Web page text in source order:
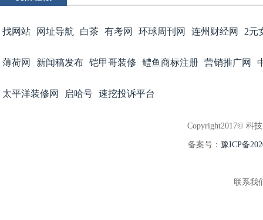
找网站 网址导航 白茶 有考网 环球周刊网 连州财经网 2元
薄荷网 新闻稿发布 铠甲哥装修 鳢鱼商标注册 营销推广网
太平洋装修网 启哈号 速挖投诉平台
Copyright2017© 科
备案号： 豫ICP备
联系我